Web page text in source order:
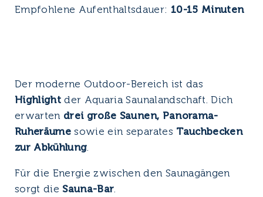
Empfohlene Aufenthaltsdauer: 10-15 Minuten
Der moderne Outdoor-Bereich ist das
Highlightder Aquaria Saunalandschaft. Dich
erwarten drei große Saunen, Panorama-
Ruheräumesowie ein separates Tauchbecken
zur Abkühlung
Für die Energie zwischen den Saunagängen
sorgt dieSauna-Bar